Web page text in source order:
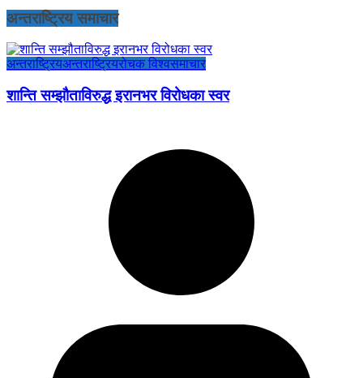
अन्तराष्ट्रिय समाचार
अन्तराष्ट्रियअन्तराष्ट्रियरोचक विश्वसमाचार
शान्ति सम्झौताविरुद्ध इरानभर विरोधका स्वर